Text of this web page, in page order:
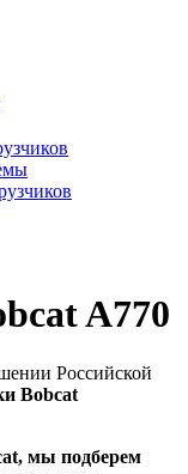
A770
Российской
Bobcat
мы подберем